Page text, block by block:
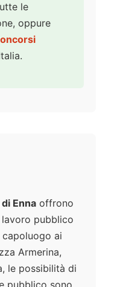
le
oppure
Enna offrono
pubblico
capoluogo ai
Armerina,
le possibilità di